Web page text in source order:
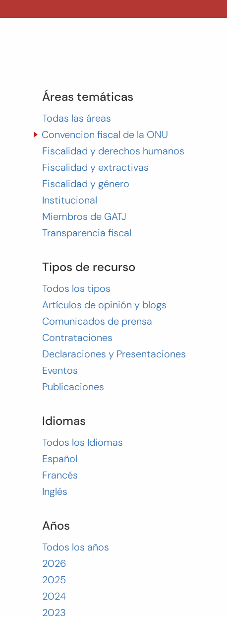
Áreas temáticas
Todas las áreas
Convencion fiscal de la ONU
Fiscalidad y derechos humanos
Fiscalidad y extractivas
Fiscalidad y género
Institucional
Miembros de GATJ
Transparencia fiscal
Tipos de recurso
Todos los tipos
Artículos de opinión y blogs
Comunicados de prensa
Contrataciones
Declaraciones y Presentaciones
Eventos
Publicaciones
Idiomas
Todos los Idiomas
Español
Francés
Inglés
Años
Todos los años
2026
2025
2024
2023